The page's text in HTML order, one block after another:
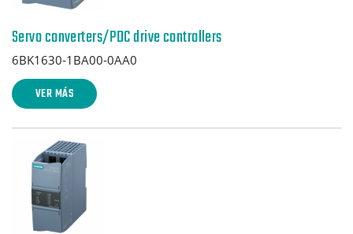
Servo converters/PDC drive controllers
6BK1630-1BA00-0AA0
VER MÁS